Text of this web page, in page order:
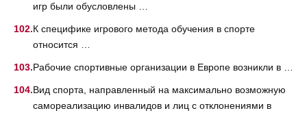
игр были обусловлены …
К специфике игрового метода обучения в спорте
относится …
Рабочие спортивные организации в Европе возникли в …
Вид спорта, направленный на максимально возможную
самореализацию инвалидов и лиц с отклонениями в